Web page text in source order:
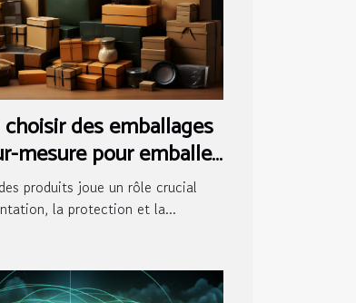
des emballages
mesure pour emballer
?
produits joue un rôle crucial
la protection et la...